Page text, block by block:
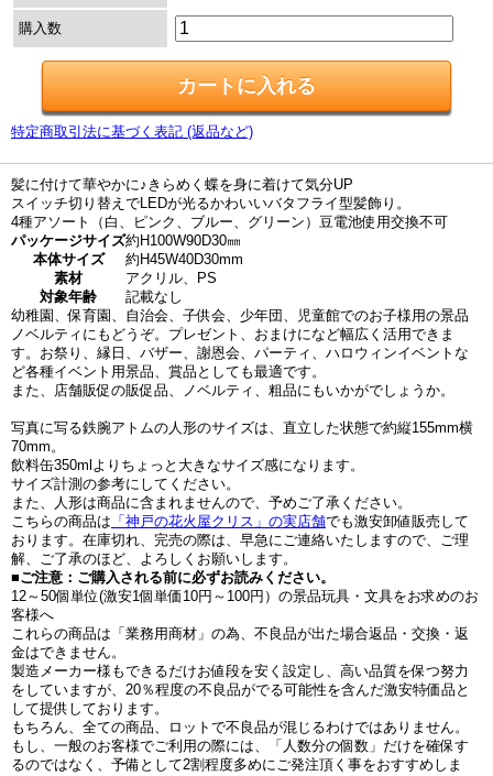
購入数
特定商取引法に基づく表記 (返品など)
髪に付けて華やかに♪きらめく蝶を身に着けて気分UP
スイッチ切り替えでLEDが光るかわいいバタフライ型髪飾り。
4種アソート（白、ピンク、ブルー、グリーン）豆電池使用交換不可
パッケージサイズ約H100W90D30㎜
本体サイズ
約H45W40D30mm
素材
アクリル、PS
対象年齢
記載なし
幼稚園、保育園、自治会、子供会、少年団、児童館でのお子様用の景品
ノベルティにもどうぞ。プレゼント、おまけになど幅広く活用できま
す。お祭り、縁日、バザー、謝恩会、パーティ、ハロウィンイベントな
ど各種イベント用景品、賞品としても最適です。
また、店舗販促の販促品、ノベルティ、粗品にもいかがでしょうか。
写真に写る鉄腕アトムの人形のサイズは、直立した状態で約縦155mm横
70mm。
飲料缶350mlよりちょっと大きなサイズ感になります。
サイズ計測の参考にしてください。
また、人形は商品に含まれませんので、予めご了承ください。
こちらの商品は 「神戸の花火屋クリス」の実店舗でも激安卸値販売して
おります。在庫切れ、完売の際は、早急にご連絡いたしますので、ご理
解、ご了承のほど、よろしくお願いします。
■ご注意：ご購入される前に必ずお読みください。
12～50個単位(激安1個単価10円～100円）の景品玩具・文具をお求めのお
客様へ
これらの商品は「業務用商材」の為、不良品が出た場合返品・交換・返
金はできません。
製造メーカー様もできるだけお値段を安く設定し、高い品質を保つ努力
をしていますが、20％程度の不良品がでる可能性を含んだ激安特価品と
して提供しております。
もちろん、全ての商品、ロットで不良品が混じるわけではありません。
もし、一般のお客様でご利用の際には、「人数分の個数」だけを確保す
るのではなく、予備として2割程度多めにご発注頂く事をおすすめしま